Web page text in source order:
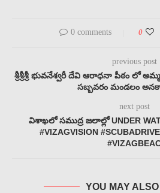
0 comments 0
previous post
శ్రీశ్రీశ్రీ భువనేశ్వరీ దేవి ఆరాధనా పీఠం
సబ్బవరం మండలం
next post
విశాఖలో సముద్ర జలాల్లో UNDER
#VIZAGVISION
YOU MAY